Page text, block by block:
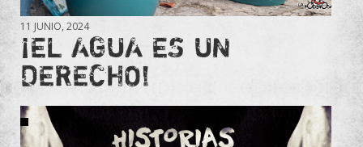
11 JUNIO, 2024
¡EL AGUA ES UN
DERECHO!